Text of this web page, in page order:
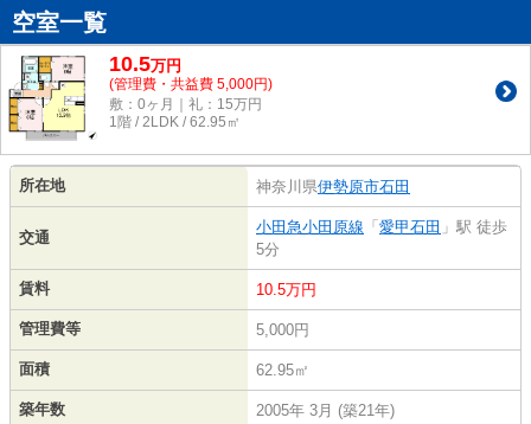
空室一覧
10.5万円
(管理費・共益費 5,000円)
敷：0ヶ月｜礼：15万円
1階 / 2LDK / 62.95㎡
所在地 神奈川県伊勢原市石田
交通
小田急小田原線 「 愛甲石田 」駅 徒歩
5分
賃料 10.5万円
管理費等 5,000円
面積 62.95㎡
築年数 2005年 3月 (築21年)